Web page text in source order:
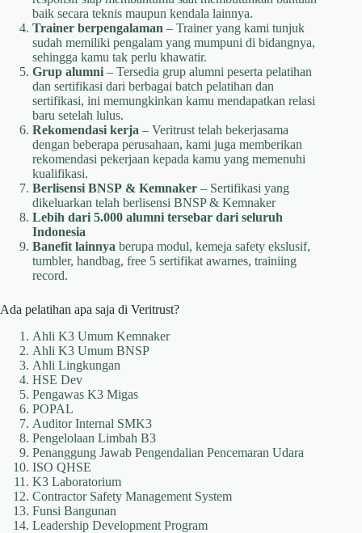
baik secara teknis maupun kendala lainnya.
Trainer berpengalaman – Trainer yang kami tunjuk
sudah memiliki pengalam yang mumpuni di bidangnya,
sehingga kamu tak perlu khawatir.
Grup alumni – Tersedia grup alumni peserta pelatihan
dan sertifikasi dari berbagai batch pelatihan dan
sertifikasi, ini memungkinkan kamu mendapatkan relasi
baru setelah lulus.
Rekomendasi kerja – Veritrust telah bekerjasama
dengan beberapa perusahaan, kami juga memberikan
rekomendasi pekerjaan kepada kamu yang memenuhi
kualifikasi.
Berlisensi BNSP & Kemnaker – Sertifikasi yang
dikeluarkan telah berlisensi BNSP & Kemnaker
Lebih dari 5.000 alumni tersebar dari seluruh
Indonesia
Banefit lainnya berupa modul, kemeja safety ekslusif,
tumbler, handbag, free 5 sertifikat awarnes, trainiing
record.
Ada pelatihan apa saja di Veritrust?
Ahli K3 Umum Kemnaker
Ahli K3 Umum BNSP
Ahli Lingkungan
HSE Dev
Pengawas K3 Migas
POPAL
Auditor Internal SMK3
Pengelolaan Limbah B3
Penanggung Jawab Pengendalian Pencemaran Udara
ISO QHSE
K3 Laboratorium
Contractor Safety Management System
Funsi Bangunan
Leadership Development Program